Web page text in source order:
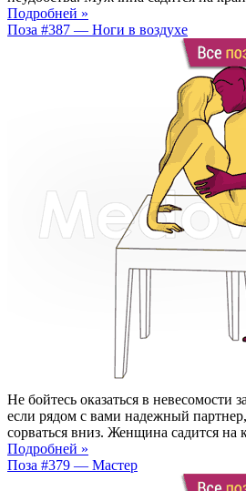
Подробней »
Поза #387 — Ноги в воздухе
Не бойтесь оказаться в невесомости
если рядом с вами надежный
сорваться вниз. Женщина садится на
Подробней »
Поза #379 — Мастер